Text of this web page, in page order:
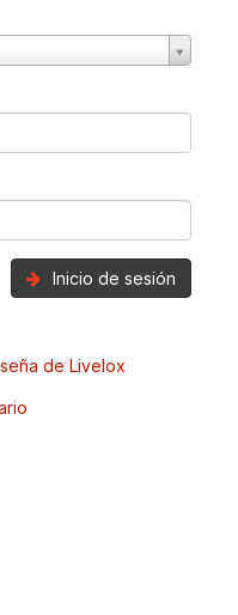
Inicio de sesión
de Livelox